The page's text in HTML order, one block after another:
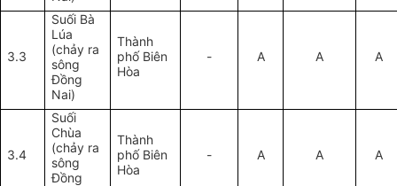
3.3
Suối Bà
Lúa
(chảy ra
sông
Đồng
Nai)
Thành
phố Biên
Hòa
- A A A
3.4
Suối
Chùa
(chảy ra
sông
Đồng
Thành
phố Biên
Hòa
- A A A